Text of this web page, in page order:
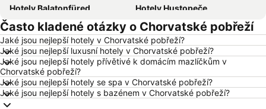
Hotely Balatonfüred
Hotely Hustopeče
Hotely Vídeň
Hotely Hurghada
Hotely Bratislava
Hotely Kolobrzeg
Hotely Třeboň
Hotely Málaga
Hotely Amsterdam
Hotely Ostrava
Hotely Lignano Sabbiadoro
Hotely Česká republika
Často kladené otázky o Chorvatské pobřeží
Jaké jsou nejlepší hotely v Chorvatské pobřeží?
Jaké jsou nejlepší luxusní hotely v Chorvatské pobřeží?
Jaké jsou nejlepší hotely přívětivé k domácím mazlíčkům v
Chorvatské pobřeží?
Jaké jsou nejlepší hotely se spa v Chorvatské pobřeží?
Jaké jsou nejlepší hotely s bazénem v Chorvatské pobřeží?